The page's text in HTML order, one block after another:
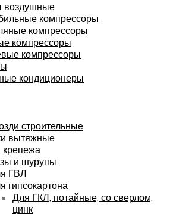
воздушные
компрессоры
компрессоры
компрессоры
компрессоры
кондиционеры
строительные
вытяжные
и шурупы
ГВЛ
гипсокартона
Для ГКЛ, потайные, со сверлом,
цинк